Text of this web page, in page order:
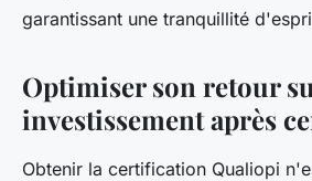
garantissant une tranquillité
Optimiser son retour
investissement après
Obtenir la certification Qualiopi